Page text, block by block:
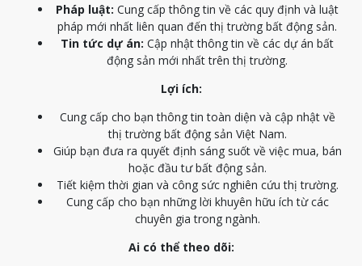
Pháp luật: Cung cấp thông tin về các quy định và luật
pháp mới nhất liên quan đến thị trường bất động sản.
Tin tức dự án: Cập nhật thông tin về các dự án bất
động sản mới nhất trên thị trường.
Lợi ích:
Cung cấp cho bạn thông tin toàn diện và cập nhật về
thị trường bất động sản Việt Nam.
Giúp bạn đưa ra quyết định sáng suốt về việc mua, bán
hoặc đầu tư bất động sản.
Tiết kiệm thời gian và công sức nghiên cứu thị trường.
Cung cấp cho bạn những lời khuyên hữu ích từ các
chuyên gia trong ngành.
Ai có thể theo dõi: